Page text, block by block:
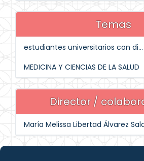
Temas
estudiantes universitarios con di...
MEDICINA Y CIENCIAS DE LA SALUD
Director /
María Melissa Libertad Álvarez